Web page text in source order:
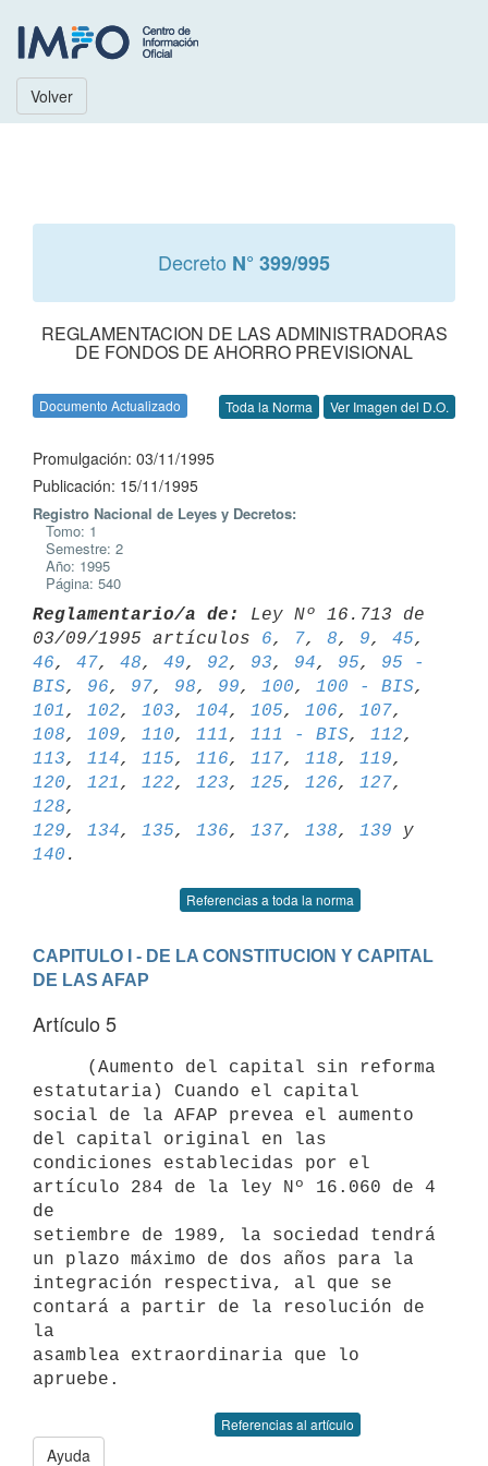
Volver
Decreto N° 399/995
REGLAMENTACION DE LAS ADMINISTRADORAS
DE FONDOS DE AHORRO PREVISIONAL
Documento Actualizado Toda la Norma Ver Imagen del D.O.
Promulgación: 03/11/1995
Publicación: 15/11/1995
Registro Nacional de Leyes y Decretos:
Tomo: 1
Semestre: 2
Año: 1995
Página: 540
Reglamentario/a de:
Ley Nº 16.713 de
03/09/1995 artículos 6, 7, 8, 9, 45
46, 47, 48, 49, 92, 93, 94, 95, 95 -
BIS, 96, 97, 98, 99, 100, 100 - BIS
101 , 102, 103, 104, 105, 106, 107
108, 109, 110, 111 , 111 - BIS, 112,
113, 114, 115, 116, 117, 118, 119
120, 121 , 122, 123, 125, 126, 127
128
129, 134, 135, 136, 137, 138, 139
140
Referencias a toda la norma
CAPITULO I - DE LA CONSTITUCION Y CAPITAL
DE LAS AFAP
Artículo 5
estatutaria) Cuando el capital
social de la AFAP prevea el aumento
del capital original en las
condiciones establecidas por el
artículo 284 de la ley Nº 16.060 de 4
de
setiembre de 1989, la sociedad tendrá
un plazo máximo de dos años para la
integración respectiva, al que se
contará a partir de la resolución de
la
asamblea extraordinaria que lo
Referencias al artículo
Ayuda